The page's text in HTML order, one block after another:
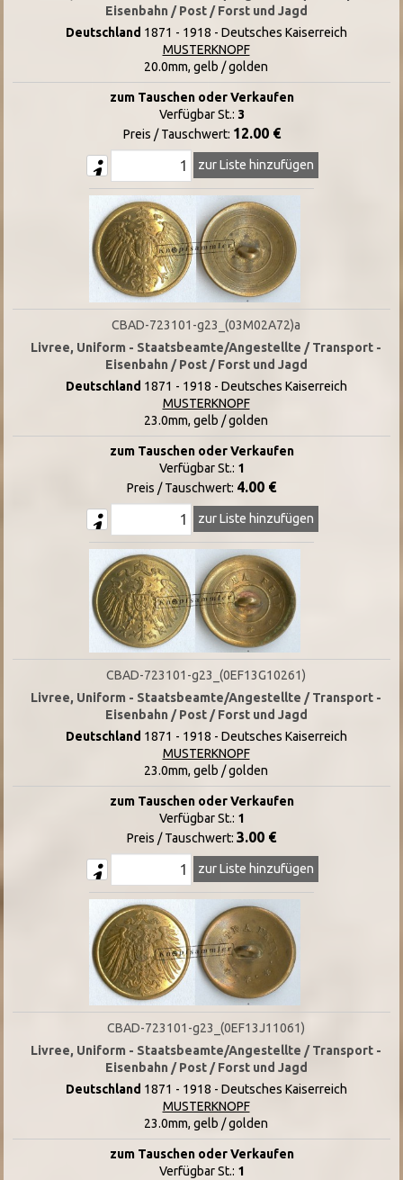
Eisenbahn / Post / Forst und Jagd
Deutschland 1871 - 1918 - Deutsches Kaiserreich
MUSTERKNOPF
20.0mm, gelb / golden
zum Tauschen oder Verkaufen
Verfügbar St.: 3
Preis / Tauschwert: 12.00 €
zur Liste hinzufügen
CBAD-723101-g23_(03M02A72)a
Livree, Uniform - Staatsbeamte/Angestellte / Transport -
Eisenbahn / Post / Forst und Jagd
Deutschland 1871 - 1918 - Deutsches Kaiserreich
MUSTERKNOPF
23.0mm, gelb / golden
zum Tauschen oder Verkaufen
Verfügbar St.: 1
Preis / Tauschwert: 4.00 €
zur Liste hinzufügen
CBAD-723101-g23_(0EF13G10261)
Livree, Uniform - Staatsbeamte/Angestellte / Transport -
Eisenbahn / Post / Forst und Jagd
Deutschland 1871 - 1918 - Deutsches Kaiserreich
MUSTERKNOPF
23.0mm, gelb / golden
zum Tauschen oder Verkaufen
Verfügbar St.: 1
Preis / Tauschwert: 3.00 €
zur Liste hinzufügen
CBAD-723101-g23_(0EF13J11061)
Livree, Uniform - Staatsbeamte/Angestellte / Transport -
Eisenbahn / Post / Forst und Jagd
Deutschland 1871 - 1918 - Deutsches Kaiserreich
MUSTERKNOPF
23.0mm, gelb / golden
zum Tauschen oder Verkaufen
Verfügbar St.: 1